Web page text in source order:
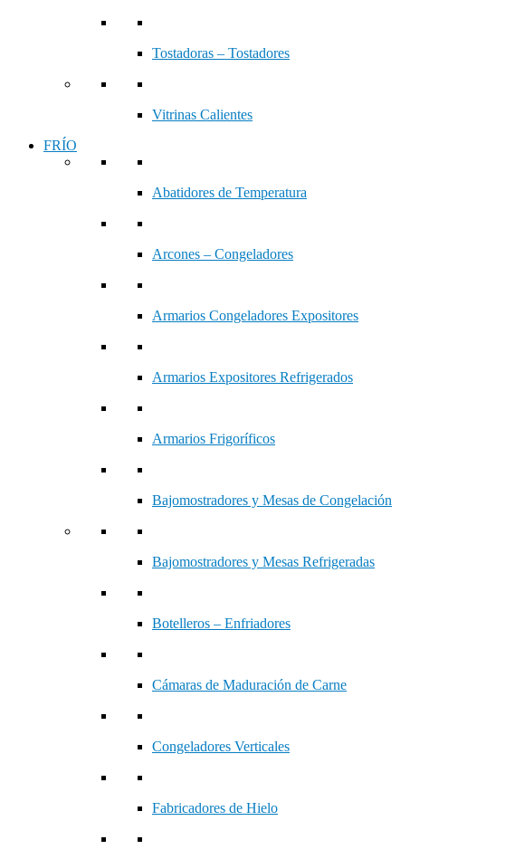
Tostadoras – Tostadores
Vitrinas Calientes
FRÍO
Abatidores de Temperatura
Arcones – Congeladores
Armarios Congeladores Expositores
Armarios Expositores Refrigerados
Armarios Frigoríficos
Bajomostradores y Mesas de Congelación
Bajomostradores y Mesas Refrigeradas
Botelleros – Enfriadores
Cámaras de Maduración de Carne
Congeladores Verticales
Fabricadores de Hielo